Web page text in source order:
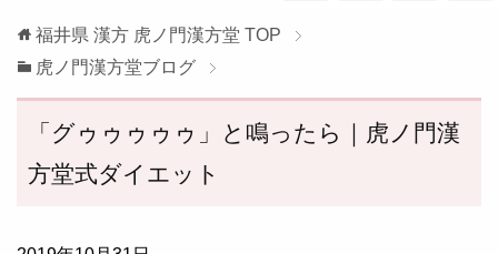
福井県 漢方 虎ノ門漢方堂 TOP
虎ノ門漢方堂ブログ
「グゥゥゥゥゥ」と鳴ったら｜虎ノ門漢
方堂式ダイエット